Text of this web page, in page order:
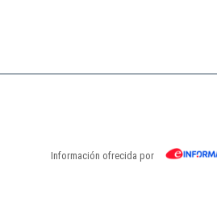
Información ofrecida por